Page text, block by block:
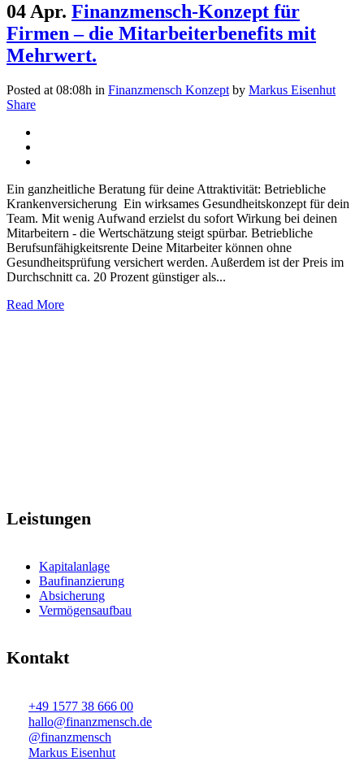
04 Apr. Finanzmensch-Konzept für
Firmen – die Mitarbeiterbenefits mit
Mehrwert.
Posted at 08:08h in Finanzmensch Konzept by Markus Eisenhut
Share
Ein ganzheitliche Beratung für deine Attraktivität: Betriebliche
Krankenversicherung Ein wirksames Gesundheitskonzept für dein
Team. Mit wenig Aufwand erzielst du sofort Wirkung bei deinen
Mitarbeitern - die Wertschätzung steigt spürbar. Betriebliche
Berufsunfähigkeitsrente Deine Mitarbeiter können ohne
Gesundheitsprüfung versichert werden. Außerdem ist der Preis im
Durchschnitt ca. 20 Prozent günstiger als...
Read More
Leistungen
Kapitalanlage
Baufinanzierung
Absicherung
Vermögensaufbau
Kontakt
+49 1577 38 666 00
hallo@finanzmensch.de
@finanzmensch
Markus Eisenhut